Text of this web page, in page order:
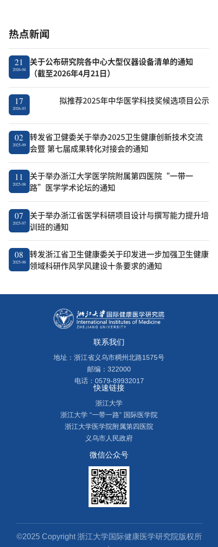
热点新闻
21
2026-04
关于公布研究院各中心大型仪器设备清单的通知
（截至2026年4月21日）
17
2026-03
拟推荐2025年中华医学科技奖候选项目公示
02
2025-09
转发省卫健委关于举办2025卫生健康创新技术交流
会暨 第七届成果转化对接会的通知
11
2025-08
关于举办浙江大学医学院附属第四医院“一带一
路”医学学术论坛的通知
07
2025-07
关于举办浙江省医学科研项目设计与撰写能力提升培
训班的通知
08
2025-06
转发浙江省卫生健康委关于印发进一步加强卫生健康
领域科研作风学风建设十条要求的通知
联系我们
地址：浙江省义乌市稠州北路1575号
邮编：322000
电话：0579-89932017
快速链接
浙江大学
浙江大学 “一带一路” 国际医学院
浙江大学医学院附属第四医院
义乌市人民政府
微信公众号
©2025 Copyright 浙江大学国际健康医学研究院版权所